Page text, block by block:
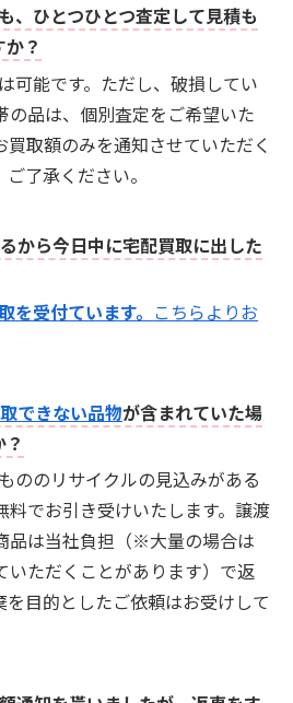
、ひとつひとつ査定して見積も
？
可能です。ただし、破損してい
の品は、個別査定をご希望いた
買取額のみを通知させていただく
了承ください。
から今日中に宅配買取に出した
を受付ています。 こちらよりお
できない品物が含まれていた場
ののリサイクルの見込みがある
料でお引き受けいたします。譲渡
品は当社負担（※大量の場合は
いただくことがあります）で返
を目的としたご依頼はお受けして